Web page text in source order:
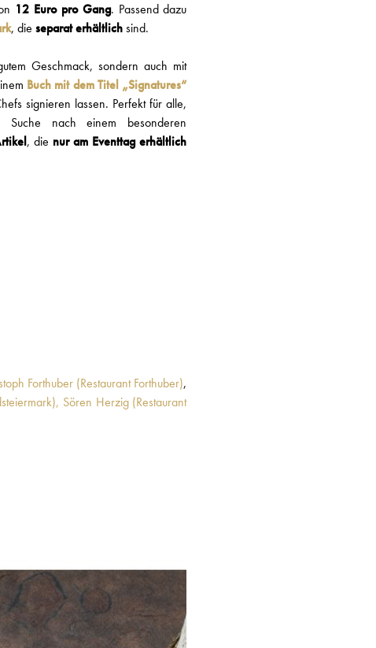
12 Euro pro Gang. Passend dazu
, dieseparat erhältlichsind.
Geschmack, sondern auch mit
Buch mit dem Titel „Signatures“
signieren lassen. Perfekt für alle,
nach einem besonderen
, die nur am Eventtag erhältlich
Forthuber (Restaurant Forthuber),
Sören Herzig (Restaurant